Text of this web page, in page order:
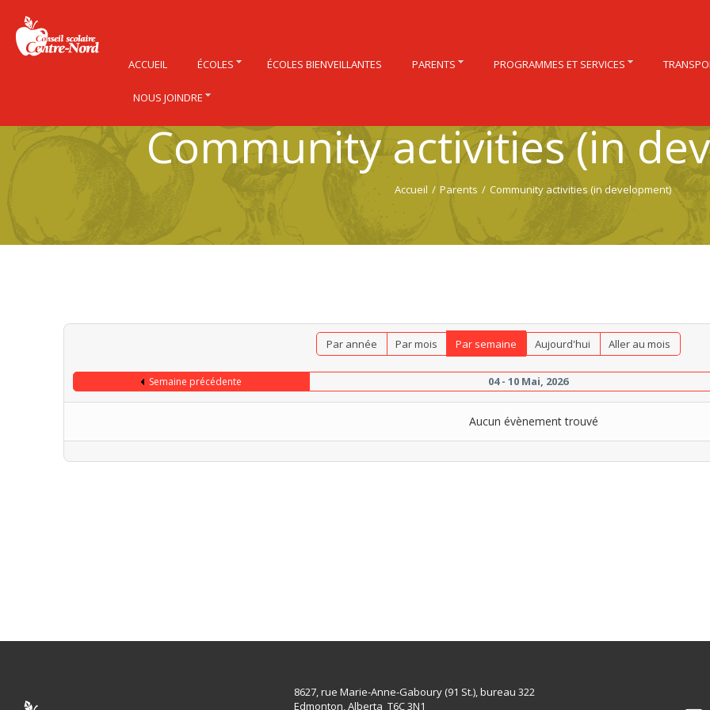
Community activities (in
Accueil / Parents / Community activities (in development)
Par année Par mois Par semaine Aujourd'hui Aller au mois
Semaine précédente 04 - 10 Mai, 2026
Aucun évènement trouvé
ACCUEIL ÉCOLES ÉCOLES BIENVEILLANTES PARENTS PROGRAMMES ET SERVICES
NOUS JOINDRE
8627, rue Marie-Anne-Gaboury (91 St.), bureau 322
Edmonton, Alberta T6C 3N1